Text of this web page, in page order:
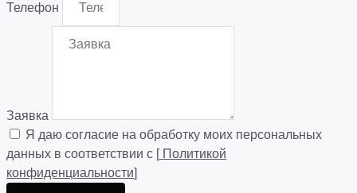
Телефон
Заявка
Я даю согласие на обработку моих персональных
данных в соответствии с [Политикой
конфиденциальности]